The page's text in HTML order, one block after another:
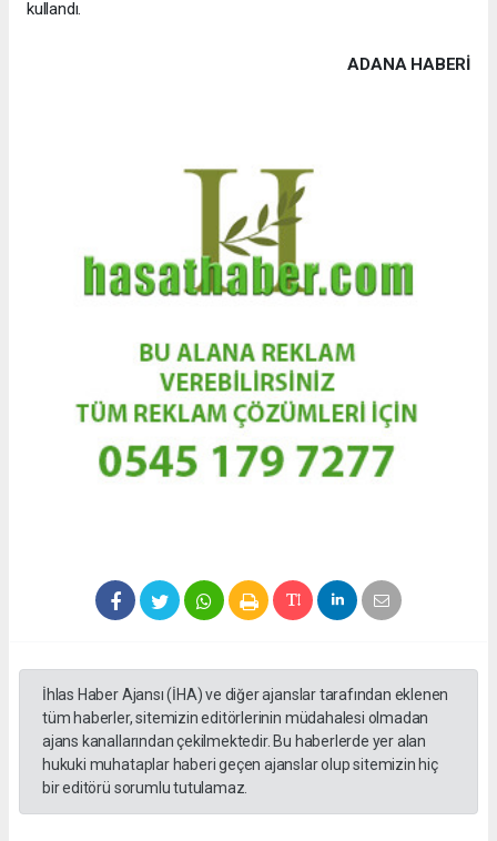
kullandı.
ADANA HABERİ
İhlas Haber Ajansı (İHA) ve diğer ajanslar tarafından eklenen
tüm haberler, sitemizin editörlerinin müdahalesi olmadan
ajans kanallarından çekilmektedir. Bu haberlerde yer alan
hukuki muhataplar haberi geçen ajanslar olup sitemizin hiç
bir editörü sorumlu tutulamaz.